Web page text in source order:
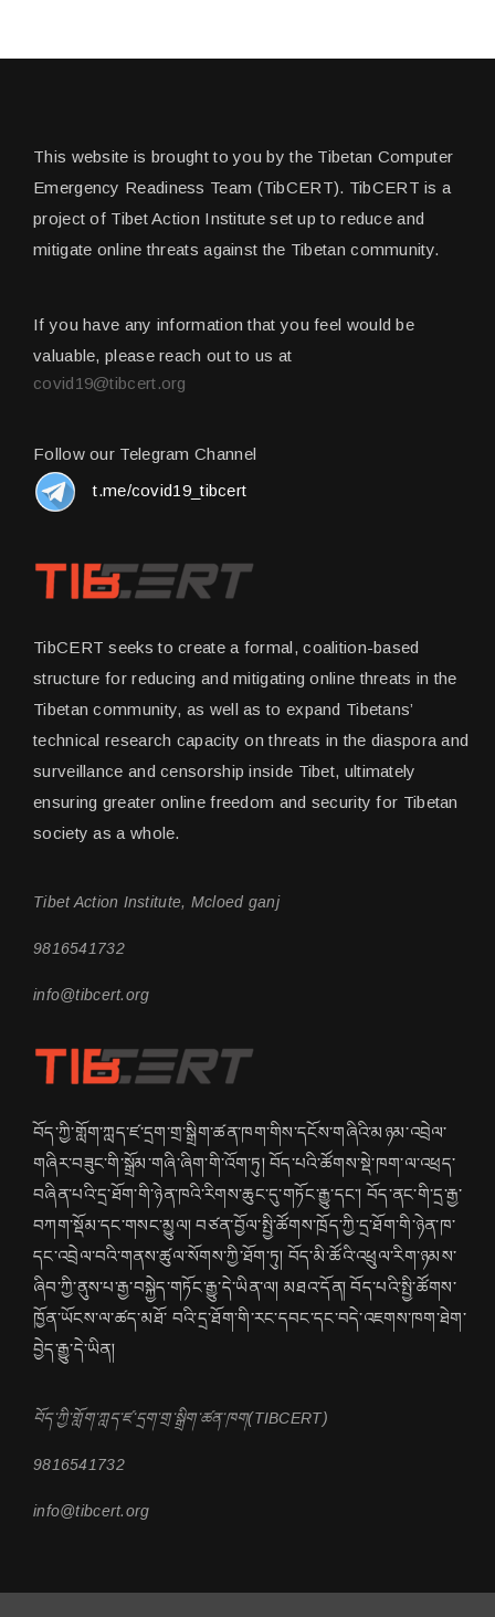
This website is brought to you by the Tibetan Computer
Emergency Readiness Team (TibCERT). TibCERT is a
project of Tibet Action Institute set up to reduce and
mitigate online threats against the Tibetan community.
If you have any information that you feel would be
valuable, please reach out to us at
covid19@tibcert.org
Follow our Telegram Channel
t.me/covid19_tibcert
TibCERT seeks to create a formal, coalition-based
structure for reducing and mitigating online threats in the
Tibetan community, as well as to expand Tibetans’
technical research capacity on threats in the diaspora and
surveillance and censorship inside Tibet, ultimately
ensuring greater online freedom and security for Tibetan
society as a whole.
Tibet Action Institute, Mcloed ganj
9816541732
info@tibcert.org
བོད་ཀྱི་གློག་ཀླད་ཛ་དྲག་གྲ་སྒྲིག་ཚན་ཁག་གིས་དངོས་གཞིའི་མཉམ་འབྲེལ་
གཞིར་བཟུང་གི་སྒྲོམ་གཞི་ཞིག་གི་འོག་ཏུ། བོད་པའི་ཚོགས་སྡེ་ཁག་ལ་འཕྲད་
བཞིན་པའི་དྲ་ཐོག་གི་ཉེན་ཁའི་རིགས་ཆུང་དུ་གཏོང་རྒྱུ་དང་། བོད་ནང་གི་དྲ་རྒྱ་
བཀག་སྡོམ་དང་གསང་མྱུལ། བཙན་བྱོལ་སྤྱི་ཚོགས་ཁྲོད་ཀྱི་དྲ་ཐོག་གི་ཉེན་ཁ་
དང་འབྲེལ་བའི་གནས་ཚུལ་སོགས་ཀྱི་ཐོག་ཏུ། བོད་མི་ཚོའི་འཕྲུལ་རིག་ཉམས་
ཞིབ་ཀྱི་ནུས་པ་རྒྱ་བསྐྱེད་གཏོང་རྒྱུ་དེ་ཡིན་ལ། མཐའ་དོན། བོད་པའི་སྤྱི་ཚོགས་
ཁྱོན་ཡོངས་ལ་ཚད་མཐོ་ བའི་དྲ་ཐོག་གི་རང་དབང་དང་བདེ་འཇགས་ཁག་ཐེག་
བྱེད་རྒྱུ་དེ་ཡིན།
བོད་ཀྱི་གློག་ཀླད་ཛ་དྲག་གྲ་སྒྲིག་ཚན་ཁག(TIBCERT)
9816541732
info@tibcert.org